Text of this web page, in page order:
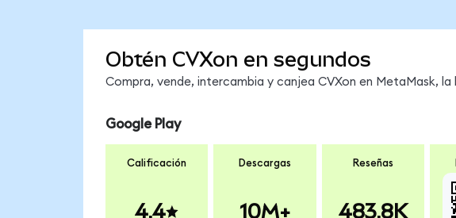
Obtén CVXon en segundos
Compra, vende, intercambia y canjea CVXon en MetaMask,
Google Play
Calificación
4.4
Descargas
10M+
Reseñas
483.8K